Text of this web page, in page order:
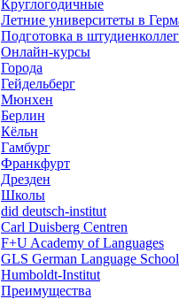
Круглогодичные
Летние университеты в
Подготовка в штудиенколлег
Онлайн-курсы
Города
Гейдельберг
Мюнхен
Берлин
Кёльн
Гамбург
Франкфурт
Дрезден
Школы
did deutsch-institut
Carl Duisberg Centren
F+U Academy of Languages
GLS German Language School
Humboldt-Institut
Преимущества